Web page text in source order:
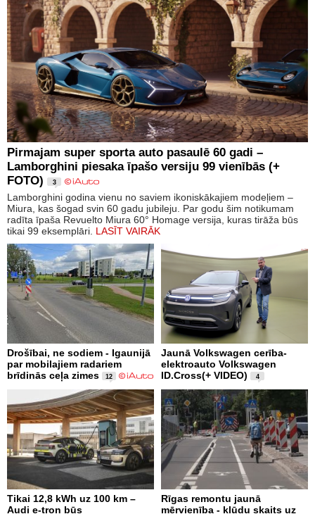
Pirmajam super sporta auto pasaulē 60 gadi –
Lamborghini piesaka īpašo versiju 99 vienībās (+
FOTO)
3
Lamborghini godina vienu no saviem ikoniskākajiem modeļiem –
Miura, kas šogad svin 60 gadu jubileju. Par godu šim notikumam
radīta īpaša Revuelto Miura 60° Homage versija, kuras tirāža būs
tikai 99 eksemplāri. LASĪT VAIRĀK
Drošībai, ne sodiem - Igaunijā
par mobilajiem radariem
brīdinās ceļa zimes
12
Jaunā Volkswagen cerība-
elektroauto Volkswagen
ID.Cross(+ VIDEO)
4
Tikai 12,8 kWh uz 100 km –
Audi e-tron būs
Rīgas remontu jaunā
mērvienība - kļūdu skaits uz